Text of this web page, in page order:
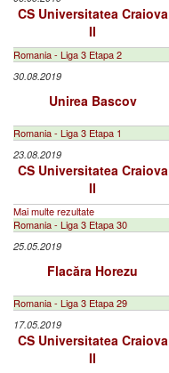
CS Universitatea Craiova
II
Romania - Liga 3 Etapa 2
30.08.2019
Unirea Bascov
Romania - Liga 3 Etapa 1
23.08.2019
CS Universitatea Craiova
II
Mai multe rezultate
Romania - Liga 3 Etapa 30
25.05.2019
Flacăra Horezu
Romania - Liga 3 Etapa 29
17.05.2019
CS Universitatea Craiova
II